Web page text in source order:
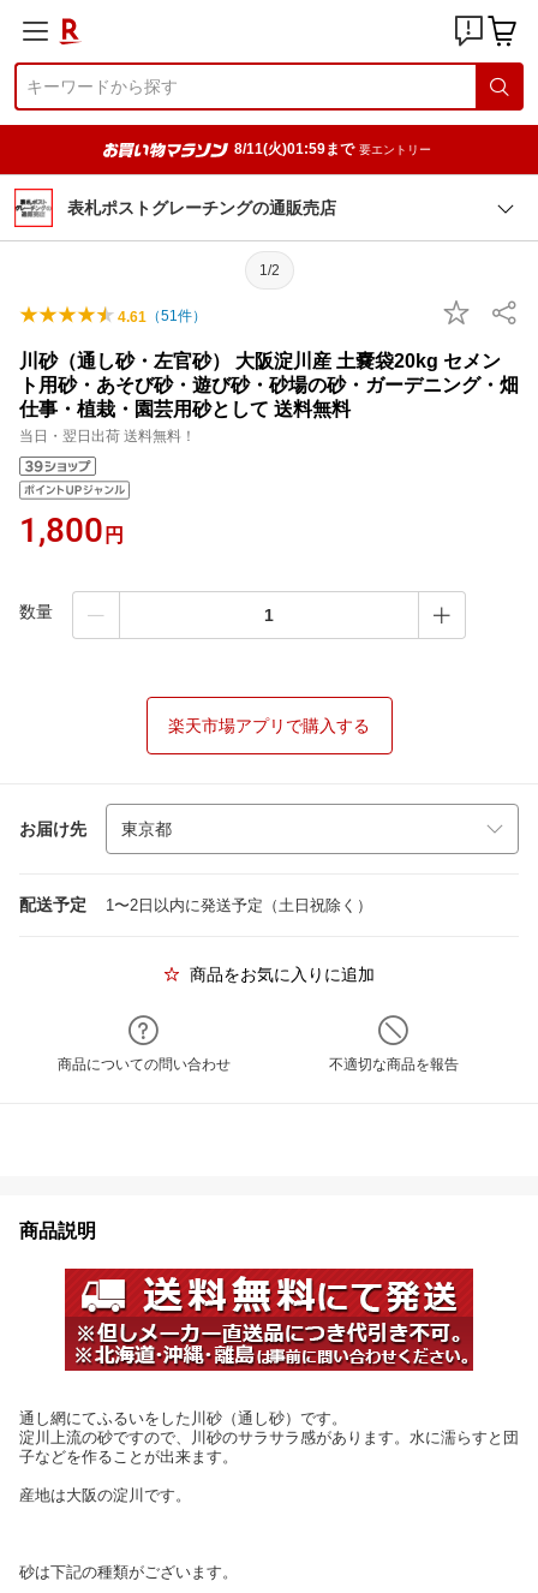
8/11(火)01:59まで 要エントリー
表札ポストグレーチングの通販売店
1/2
4.61 （51件）
川砂（通し砂・左官砂） 大阪淀川産 土嚢袋20kg セメン
ト用砂・あそび砂・遊び砂・砂場の砂・ガーデニング・畑
仕事・植栽・園芸用砂として 送料無料
当日・翌日出荷 送料無料！
1,800 円
数量
楽天市場アプリで購入する
お届け先
配送予定 1〜2日以内に発送予定（土日祝除く）
商品をお気に入りに追加
商品についての問い合わせ 不適切な商品を報告
商品説明
通し網にてふるいをした川砂（通し砂）です。
淀川上流の砂ですので、川砂のサラサラ感があります。水に濡らすと団
子などを作ることが出来ます。
産地は大阪の淀川です。
砂は下記の種類がございます。